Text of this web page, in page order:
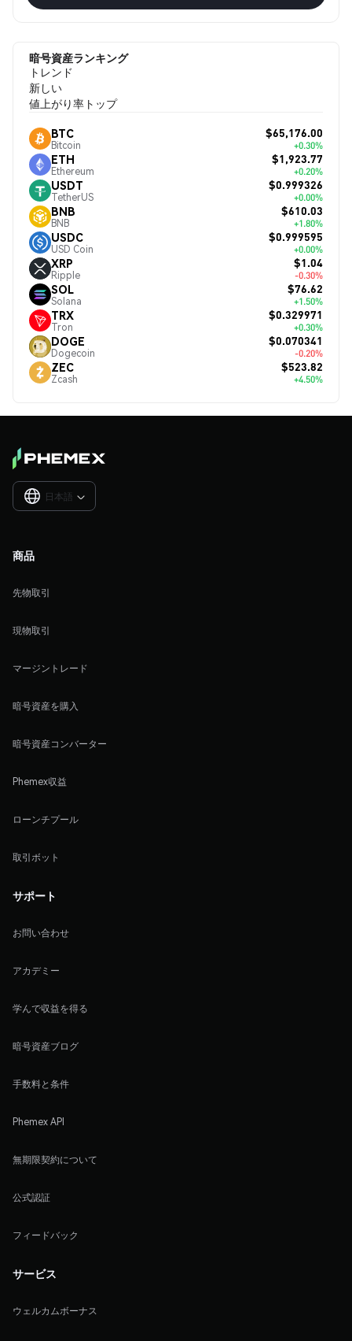
暗号資産ランキング
トレンド
新しい
値上がり率トップ
BTC
Bitcoin
$65,176.00
+0.30%
ETH
Ethereum
$1,923.77
+0.20%
USDT
TetherUS
$0.999326
+0.00%
BNB
BNB
$610.03
+1.80%
USDC
USD Coin
$0.999595
+0.00%
XRP
Ripple
$1.04
-0.30%
SOL
Solana
$76.62
+1.50%
TRX
Tron
$0.329971
+0.30%
DOGE
Dogecoin
$0.070341
-0.20%
ZEC
Zcash
$523.82
+4.50%
日本語 
商品
先物取引
現物取引
マージントレード
暗号資産を購入
暗号資産コンバーター
Phemex収益
ローンチプール
取引ボット
サポート
お問い合わせ
アカデミー
学んで収益を得る
暗号資産ブログ
手数料と条件
Phemex API
無期限契約について
公式認証
フィードバック
サービス
ウェルカムボーナス